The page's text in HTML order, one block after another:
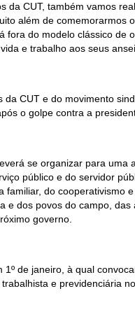
da CUT, também vamos
além de
fora do modelo clássico
e trabalho aos seus
da CUT e do movimento
o golpe contra a
se organizar para
público e do servidor
familiar, do cooperativismo
e dos povos do campo,
governo.
de janeiro, à qual
e previdenciária